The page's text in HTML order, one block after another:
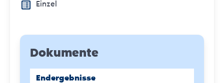
Einzel
Dokumente
Endergebnisse